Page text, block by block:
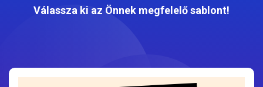
Válassza ki az Önnek megfelelő sablont!